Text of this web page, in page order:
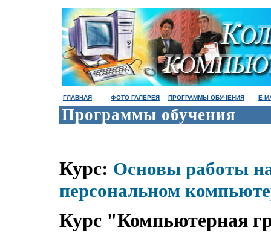
ГЛАВНАЯ ФОТО ГАЛЕРЕЯ ПРОГРАММЫ ОБУЧЕНИЯ E-
Программы обучения
Курс: Основы работы
персональном
Курс "Компьютерная